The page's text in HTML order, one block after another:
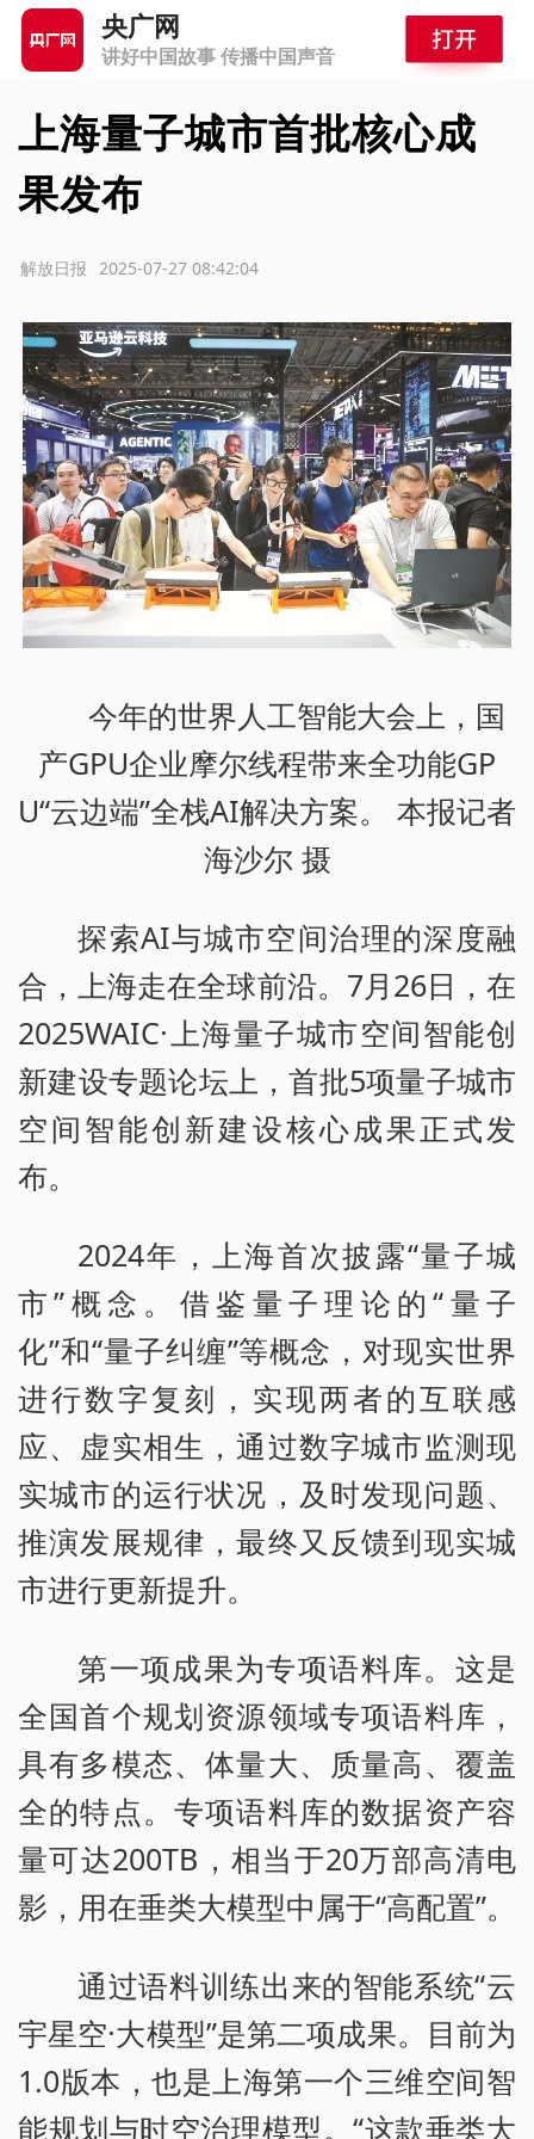
央广网
讲好中国故事 传播中国声音
上海量子城市首批核心成
果发布
2025-07-27 08:42:04
解放日报
今年的世界人工智能大会上，国
产GPU企业摩尔线程带来全功能GP
U“云边端”全栈AI解决方案。 本报记者
海沙尔 摄
探索AI与城市空间治理的深度融
合，上海走在全球前沿。7月26日，在
2025WAIC·上海量子城市空间智能创
新建设专题论坛上，首批5项量子城市
空间智能创新建设核心成果正式发
布。
2024年，上海首次披露“量子城
市”概念。借鉴量子理论的“量子
化”和“量子纠缠”等概念，对现实世界
进行数字复刻，实现两者的互联感
应、虚实相生，通过数字城市监测现
实城市的运行状况，及时发现问题、
推演发展规律，最终又反馈到现实城
市进行更新提升。
第一项成果为专项语料库。这是
全国首个规划资源领域专项语料库，
具有多模态、体量大、质量高、覆盖
全的特点。专项语料库的数据资产容
量可达200TB，相当于20万部高清电
影，用在垂类大模型中属于“高配置”。
通过语料训练出来的智能系统“云
宇星空·大模型”是第二项成果。目前为
1.0版本，也是上海第一个三维空间智
能规划与时空治理模型。“这款垂类大